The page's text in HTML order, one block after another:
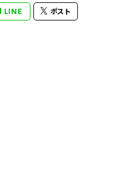
LINE ポスト